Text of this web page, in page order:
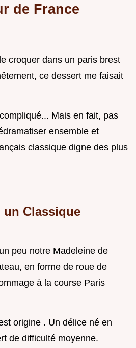
de France
croquer dans un paris brest
ce dessert me faisait
Mais en fait, pas
ensemble et
classique digne des plus
un Classique
peu notre Madeleine de
en forme de roue de
à la course Paris
origine . Un délice né en
de difficulté moyenne.